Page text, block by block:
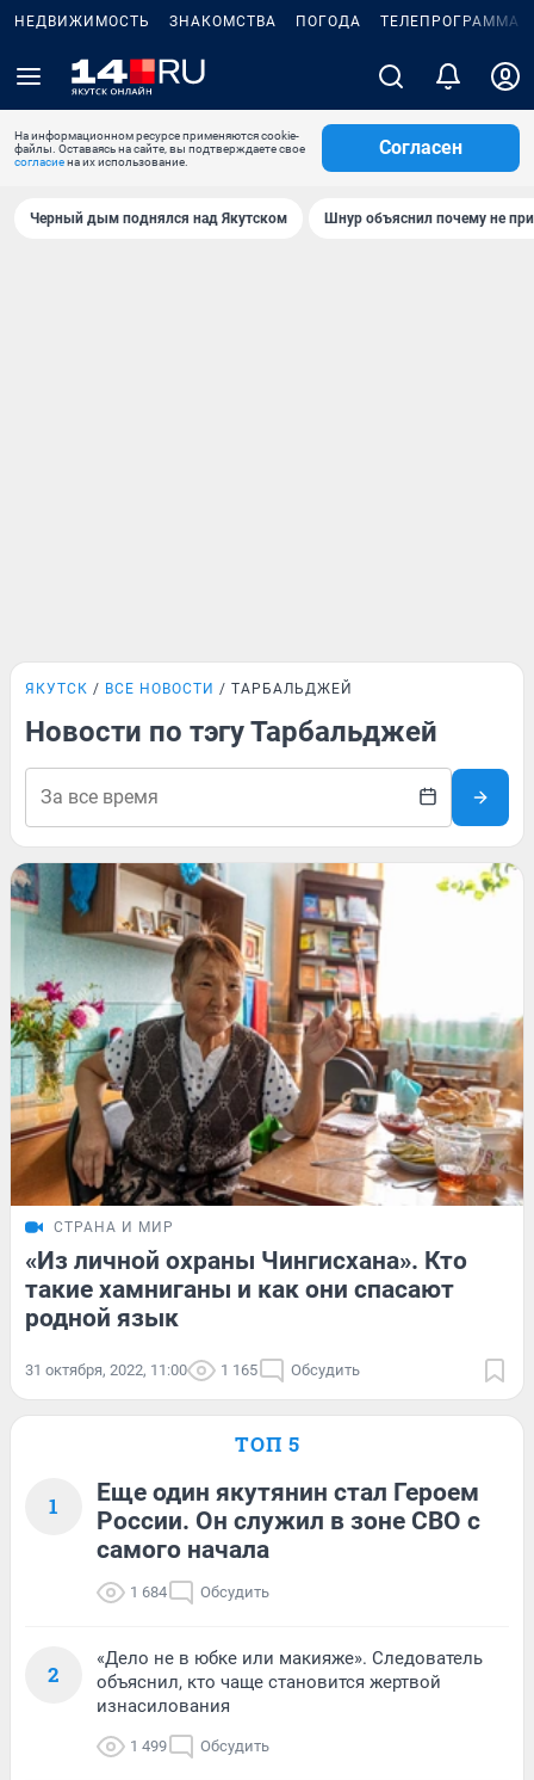
НЕДВИЖИМОСТЬ ЗНАКОМСТВА ПОГОДА ТЕЛЕПРОГРАММА
На информационном ресурсе применяются cookie-
файлы. Оставаясь на сайте, вы подтверждаете свое
согласиена их использование.
Согласен
Черный дым поднялся над Якутском Шнур объяснил почему не
ЯКУТСК ВСЕ НОВОСТИ ТАРБАЛЬДЖЕЙ
Новости по тэгу Тарбальджей
СТРАНА И МИР
«Из личной охраны Чингисхана». Кто
такие хамниганы и как они спасают
родной язык
31 октября, 2022, 11:00 1 165 Обсудить
ТОП 5
1
Еще один якутянин стал Героем
России. Он служил в зоне СВО с
самого начала
1 684 Обсудить
2
«Дело не в юбке или макияже». Следователь
объяснил, кто чаще становится жертвой
изнасилования
1 499 Обсудить